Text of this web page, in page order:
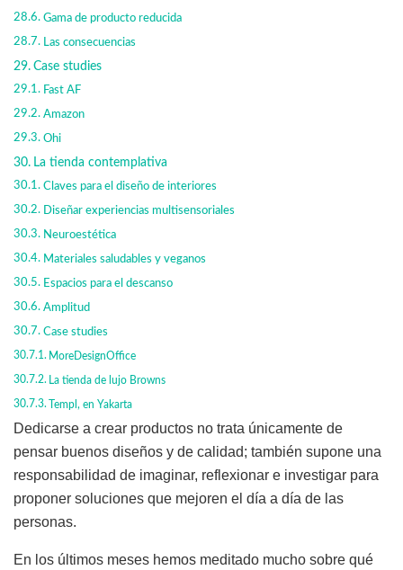
Gama de producto reducida
Las consecuencias
Case studies
Fast AF
Amazon
Ohi
La tienda contemplativa
Claves para el diseño de interiores
Diseñar experiencias multisensoriales
Neuroestética
Materiales saludables y veganos
Espacios para el descanso
Amplitud
Case studies
MoreDesignOffice
La tienda de lujo Browns
Templ, en Yakarta
Dedicarse a crear productos no trata únicamente de
pensar buenos diseños y de calidad; también supone una
responsabilidad de imaginar, reflexionar e investigar para
proponer soluciones que mejoren el día a día de las
personas.
En los últimos meses hemos meditado mucho sobre qué